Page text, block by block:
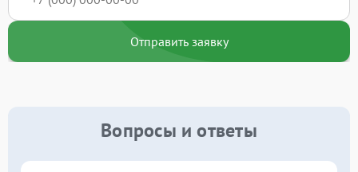
Отправить заявку
Вопросы и ответы